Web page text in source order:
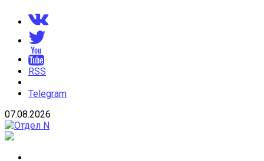
content
RSS
Telegram
07.08.2026